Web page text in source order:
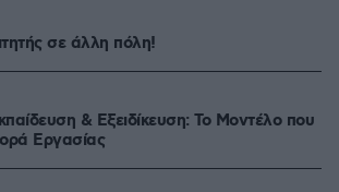
σε άλλη πόλη!
& Εξειδίκευση: Το Mοντέλο που
Eργασίας